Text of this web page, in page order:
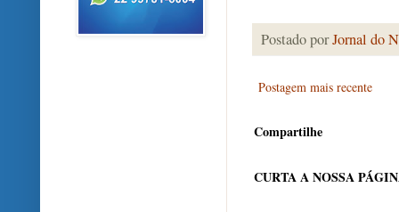
Postado porJornal do
Postagem mais recente
Compartilhe
CURTA A NOSSA